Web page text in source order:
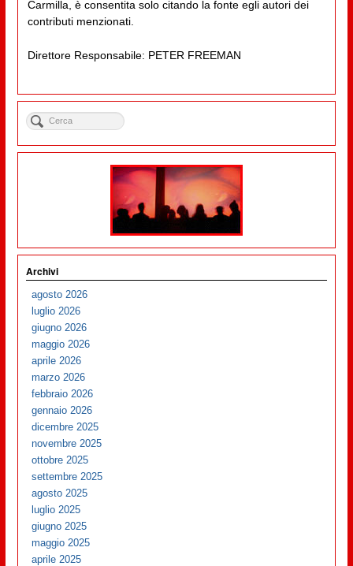
Carmilla, è consentita solo citando la fonte egli autori dei
contributi menzionati.
Direttore Responsabile: PETER FREEMAN
Archivi
agosto 2026
luglio 2026
giugno 2026
maggio 2026
aprile 2026
marzo 2026
febbraio 2026
gennaio 2026
dicembre 2025
novembre 2025
ottobre 2025
settembre 2025
agosto 2025
luglio 2025
giugno 2025
maggio 2025
aprile 2025